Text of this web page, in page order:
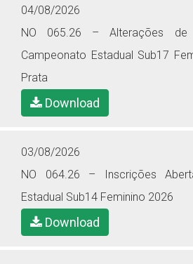
04/08/2026
NO 065.26 – Alterações
Campeonato Estadual Sub17
Prata
Download
03/08/2026
NO 064.26 – Inscrições
Estadual Sub14 Feminino 2026
Download